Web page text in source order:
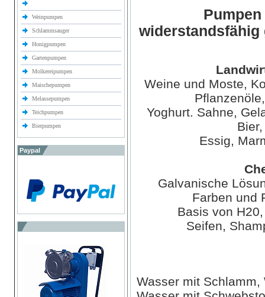
Weinpumpen
Schlammsauger
Honigpumpen
Gartenpumpen
Molkereipumpen
Maischepumpen
Melassepumpen
Teichpumpen
Bierpumpen
Paypal
widerstandsfähig
Weine und Moste,
Yoghurt. Sahne,
Essig,
Galvanische
Farben und
Basis von
Seifen,
Wasser mit